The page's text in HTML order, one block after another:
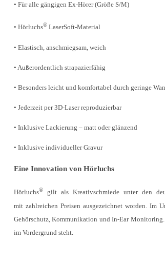
• Für alle gängigen Ex-Hörer (Größe S/M)
• Hörluchs® LaserSoft-Material
• Elastisch, anschmiegsam, weich
• Außerordentlich strapazierfähig
• Besonders leicht und komfortabel durch geringe
• Jederzeit per 3D-Laser reproduzierbar
• Inklusive Lackierung – matt oder glänzend
• Inklusive individueller Gravur
Eine Innovation von Hörluchs
Hörluchs®
gilt als Kreativschmiede unter den
mit zahlreichen Preisen ausgezeichnet worden. Im
Gehörschutz, Kommunikation und In-Ear
im Vordergrund steht.